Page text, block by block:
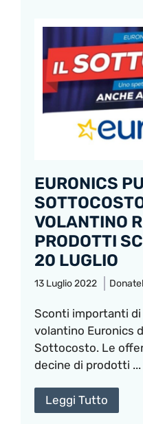
EURONICS
VOLANTINO
PRODOTTI
20 LUGLIO
13 Luglio 2022
Sconti importanti
volantino Euronics
Sottocosto. Le
decine di prodotti ...
Leggi Tutto